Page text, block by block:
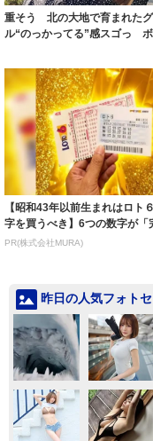
重そう 北の大地で育まれた
ル“のっかってる”感スゴっ
【昭和43年以前生まれはロト
字を買うべき】6つの数字が「
致」する方...
PR(株式会社MURA)
昨日の人気フォト